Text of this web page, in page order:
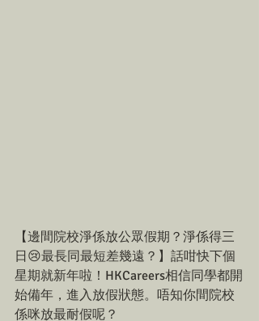
【邊間院校淨係放公眾假期？淨係得三
日😢最長同最短差幾遠？】話咁快下個
星期就新年啦！HKCareers相信同學都開
始備年，進入放假狀態。唔知你間院校
係咪放最耐假呢？